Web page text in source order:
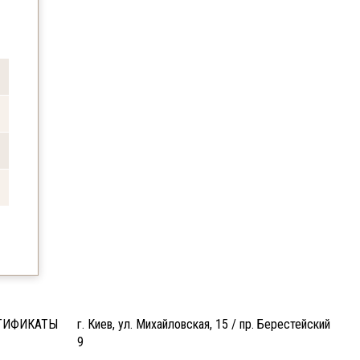
г. Киев, ул. Михайловская, 15 / пр. Берестейский
9